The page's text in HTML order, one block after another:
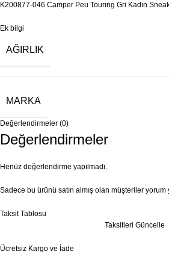
K200877-046 Camper Peu Tourıng Gri Kadın
Ek bilgi
AĞIRLIK
MARKA
Değerlendirmeler (0)
Değerlendirmeler
Henüz değerlendirme yapılmadı.
Sadece bu ürünü satın almış olan müşteriler yorum
Taksit Tablosu
Taksitleri Güncelle
Ücretsiz Kargo ve İade